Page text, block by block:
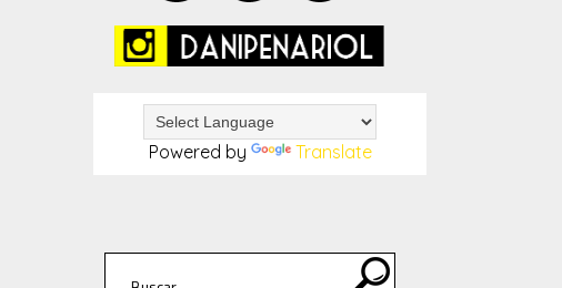
Powered by Translate